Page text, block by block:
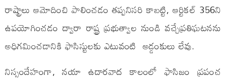
రాష్ట్రాలు ఆమోదించి పాలించడం తప్పనిసరి కాబట్టి, ఆర్టికల్ 356ని
ఉపయోగించడం ద్వారా రాష్ట్ర ప్రభుత్వాల నుండి వచ్చేప్రతిఘటనను
అధిగమించడానికి ఫాసిస్టులకు ఎటువంటి అడ్డంకులు లేవు.
నిస్సందేహంగా, నయా ఉదారవాద కాలంలో ఫాసిజం ప్రపంచ